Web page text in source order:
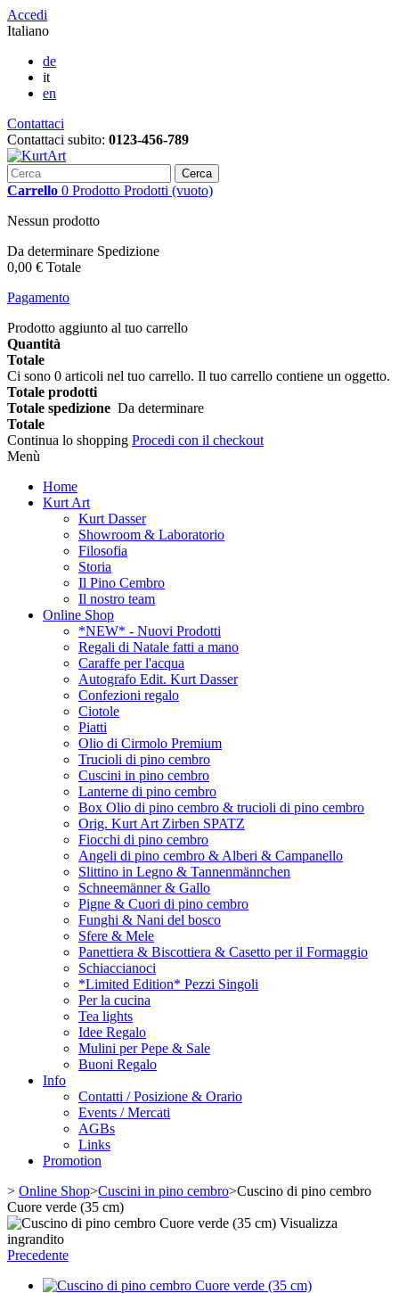
Accedi
Italiano
de
it
en
Contattaci
Contattaci subito: 0123-456-789
Cerca
Carrello 0 Prodotto Prodotti (vuoto)
Nessun prodotto
Da determinare Spedizione
0,00 € Totale
Pagamento
Prodotto aggiunto al tuo carrello
Quantità
Totale
Ci sono 0 articoli nel tuo carrello. Il tuo carrello contiene un oggetto.
Totale prodotti
Totale spedizione Da determinare
Totale
Continua lo shopping Procedi con il checkout
Menù
Home
Kurt Art
Kurt Dasser
Showroom & Laboratorio
Filosofia
Storia
Il Pino Cembro
Il nostro team
Online Shop
*NEW* - Nuovi Prodotti
Regali di Natale fatti a mano
Caraffe per l'acqua
Autografo Edit. Kurt Dasser
Confezioni regalo
Ciotole
Piatti
Olio di Cirmolo Premium
Trucioli di pino cembro
Cuscini in pino cembro
Lanterne di pino cembro
Box Olio di pino cembro & trucioli di pino cembro
Orig. Kurt Art Zirben SPATZ
Fiocchi di pino cembro
Angeli di pino cembro & Alberi & Campanello
Slittino in Legno & Tannenmännchen
Schneemänner & Gallo
Pigne & Cuori di pino cembro
Funghi & Nani del bosco
Sfere & Mele
Panettiera & Biscottiera & Casetto per il Formaggio
Schiaccianoci
*Limited Edition* Pezzi Singoli
Per la cucina
Tea lights
Idee Regalo
Mulini per Pepe & Sale
Buoni Regalo
Info
Contatti / Posizione & Orario
Events / Mercati
AGBs
Links
Promotion
> Online Shop>Cuscini in pino cembro>Cuscino di pino cembro
Cuore verde (35 cm)
Visualizza
ingrandito
Precedente